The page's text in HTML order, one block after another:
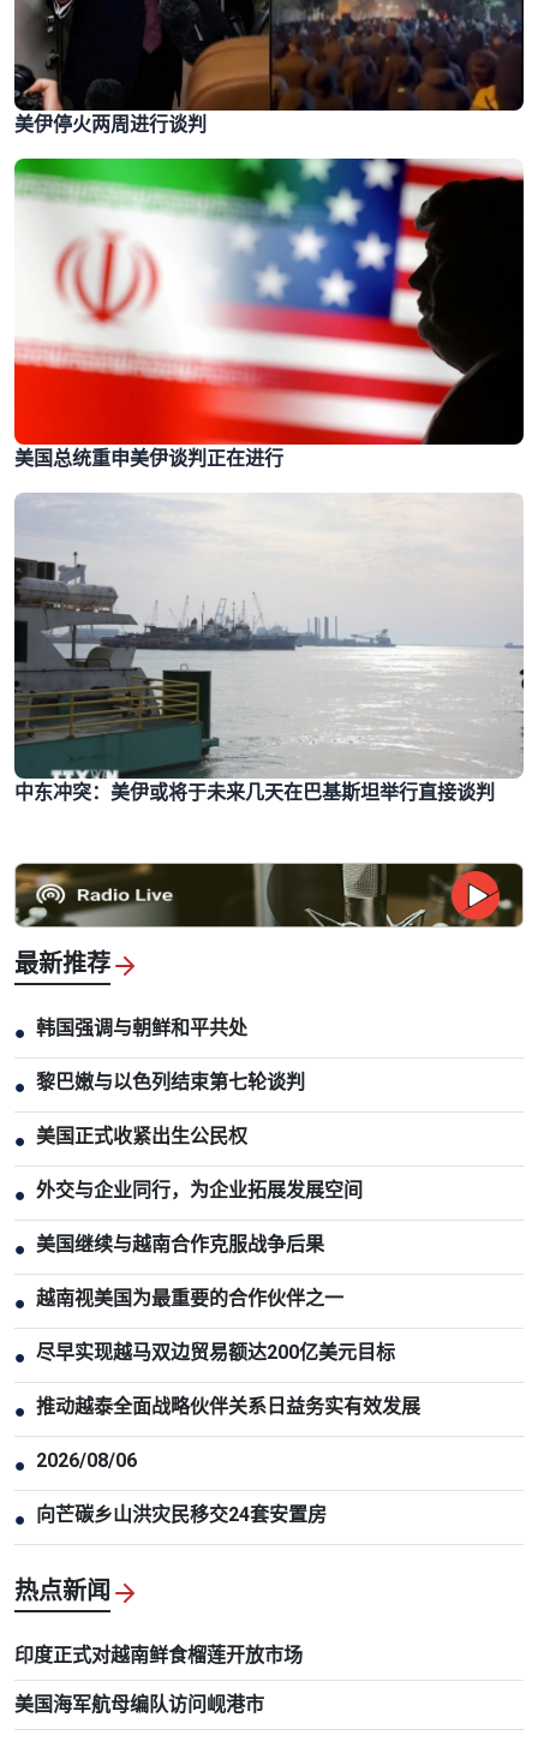
美伊停火两周进行谈判
美国总统重申美伊谈判正在进行
中东冲突：美伊或将于未来几天在巴基斯坦举行直接谈判
最新推荐
● 韩国强调与朝鲜和平共处
● 黎巴嫩与以色列结束第七轮谈判
● 美国正式收紧出生公民权
● 外交与企业同行，为企业拓展发展空间
● 美国继续与越南合作克服战争后果
● 越南视美国为最重要的合作伙伴之一
● 尽早实现越马双边贸易额达200亿美元目标
● 推动越泰全面战略伙伴关系日益务实有效发展
● 2026/08/06
● 向芒碳乡山洪灾民移交24套安置房
热点新闻
印度正式对越南鲜食榴莲开放市场
美国海军航母编队访问岘港市